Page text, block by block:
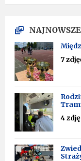
7
4